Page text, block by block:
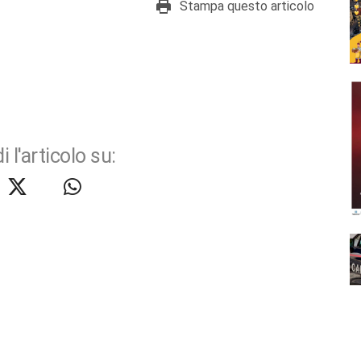
Stampa questo articolo
l'articolo su: